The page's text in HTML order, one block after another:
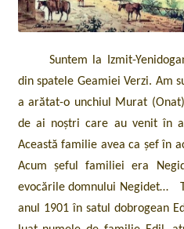
Suntem la Izmit-
din spatele Geamiei Verzi. Am
a arătat-o unchiul Murat
de ai noștri care au venit în
Această familie avea ca șef în
Acum șeful familiei era
evocările domnului Negidet…
anul 1901 în satul dobrogean